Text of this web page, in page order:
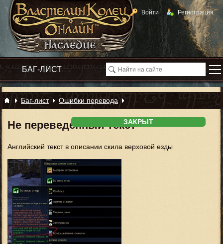
Войти Регистрация
Баг-лист Ошибки перевода
ЗАКРЫТ
Не переведенный текст
Английский текст в описании скила верховой езды